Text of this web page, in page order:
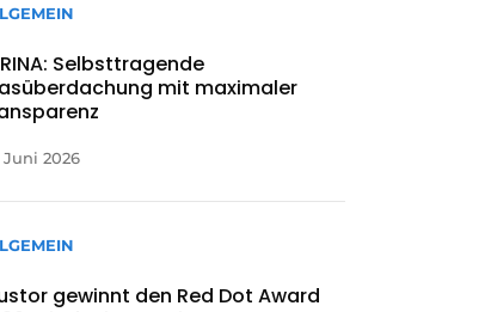
Selbsttragende
mit maximaler
Juni 2026
gewinnt den Red Dot Award